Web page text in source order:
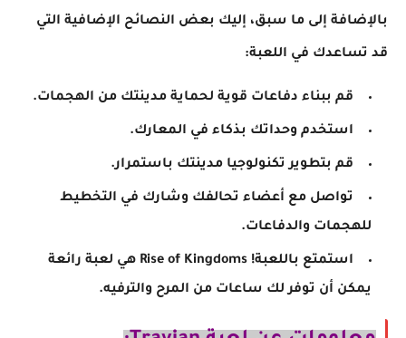
بالإضافة إلى ما سبق، إليك بعض النصائح الإضافية التي
قد تساعدك في اللعبة:
قم ببناء دفاعات قوية لحماية مدينتك من الهجمات.
استخدم وحداتك بذكاء في المعارك.
قم بتطوير تكنولوجيا مدينتك باستمرار.
تواصل مع أعضاء تحالفك وشارك في التخطيط
للهجمات والدفاعات.
استمتع باللعبة! Rise of Kingdoms هي لعبة رائعة
يمكن أن توفر لك ساعات من المرح والترفيه.